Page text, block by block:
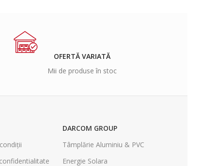
OFERTĂ VARIATĂ
Mii de produse în stoc
DARCOM GROUP
Tâmplărie Aluminiu & PVC
Energie Solara